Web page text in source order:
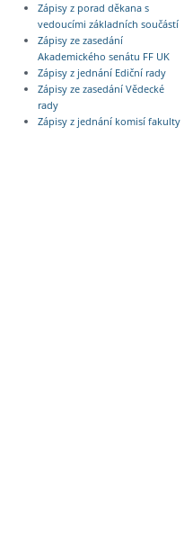
Zápisy z porad děkana s
vedoucími základních součástí
Zápisy ze zasedání
Akademického senátu FF UK
Zápisy z jednání Ediční rady
Zápisy ze zasedání Vědecké
rady
Zápisy z jednání komisí fakulty